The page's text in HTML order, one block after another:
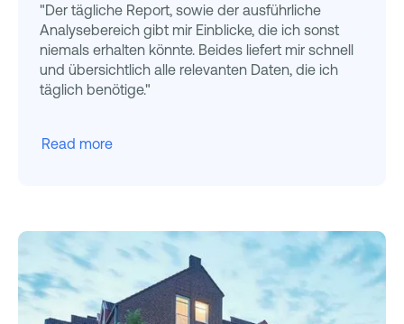
"Der tägliche Report, sowie der ausführliche
Analysebereich gibt mir Einblicke, die ich sonst
niemals erhalten könnte. Beides liefert mir schnell
und übersichtlich alle relevanten Daten, die ich
täglich benötige."
Read more